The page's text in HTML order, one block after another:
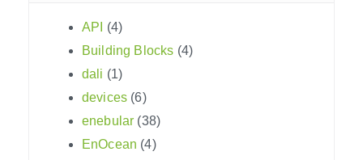
API
(4)
Building Blocks (4)
dali (1)
devices (6)
enebular (38)
EnOcean (4)